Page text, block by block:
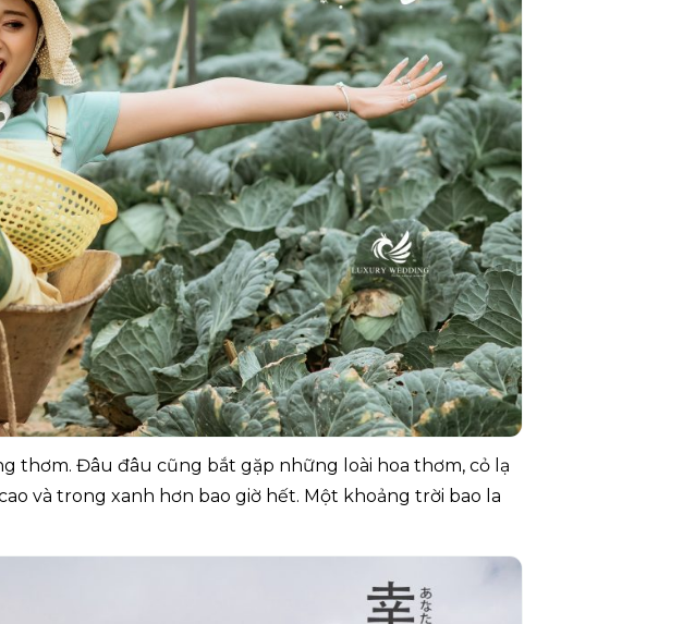
thơm. Đâu đâu cũng bắt gặp những loài hoa thơm, cỏ lạ
và trong xanh hơn bao giờ hết. Một khoảng trời bao la